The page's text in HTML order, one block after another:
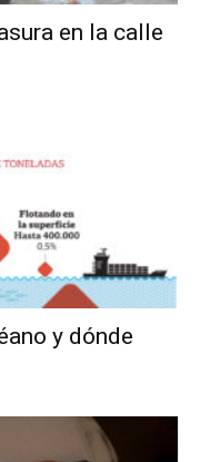
en la calle
y dónde